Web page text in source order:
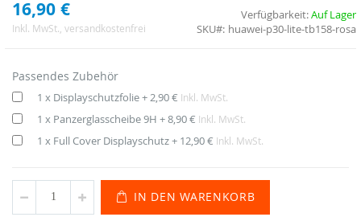
16,90 €
Inkl. MwSt. , versandkostenfrei
Verfügbarkeit:Auf Lager
SKU
huawei-p30-lite-tb158-rosa
Passendes Zubehör
1 x Displayschutzfolie+ 2,90 € Inkl. MwSt.
1 x Panzerglasscheibe 9H +8,90 € Inkl. MwSt.
1 x Full Cover Displayschutz+ 12,90 € Inkl. MwSt.
IN DEN WARENKORB